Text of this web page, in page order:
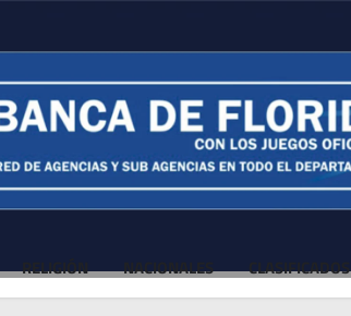
RELIGIÓN NACIONALES CLASIFICADOS